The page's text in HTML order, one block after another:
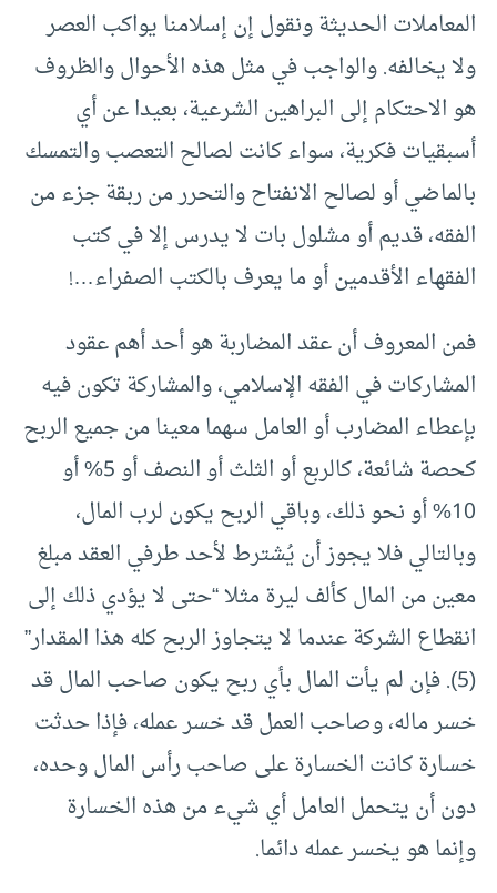
المعاملات الحديثة ونقول إن إسلامنا يواكب العصر
ولا يخالفه. والواجب في مثل هذه الأحوال والظروف
هو الاحتكام إلى البراهين الشرعية، بعيدا عن أي
أسبقيات فكرية، سواء كانت لصالح التعصب والتمسك
بالماضي أو لصالح الانفتاح والتحرر من ربقة جزء من
الفقه، قديم أو مشلول بات لا يدرس إلا في كتب
الفقهاء الأقدمين أو ما يعرف بالكتب الصفراء…!
فمن المعروف أن عقد المضاربة هو أحد أهم عقود
المشاركات في الفقه الإسلامي، والمشاركة تكون فيه
بإعطاء المضارب أو العامل سهما معينا من جميع الربح
كحصة شائعة، كالربع أو الثلث أو النصف أو 5% أو
10% أو نحو ذلك، وباقي الربح يكون لرب المال،
وبالتالي فلا يجوز أن يُشترط لأحد طرفي العقد مبلغ
معين من المال كألف ليرة مثلا “حتى لا يؤدي ذلك إلى
انقطاع الشركة عندما لا يتجاوز الربح كله هذا المقدار”
(5). فإن لم يأت المال بأي ربح يكون صاحب المال قد
خسر ماله، وصاحب العمل قد خسر عمله، فإذا حدثت
خسارة كانت الخسارة على صاحب رأس المال وحده،
دون أن يتحمل العامل أي شيء من هذه الخسارة
وإنما هو يخسر عمله دائما.